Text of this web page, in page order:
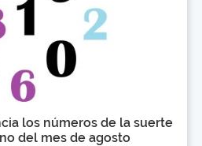
los números de la suerte
del mes de agosto